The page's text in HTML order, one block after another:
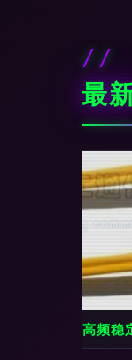
最
高频稳